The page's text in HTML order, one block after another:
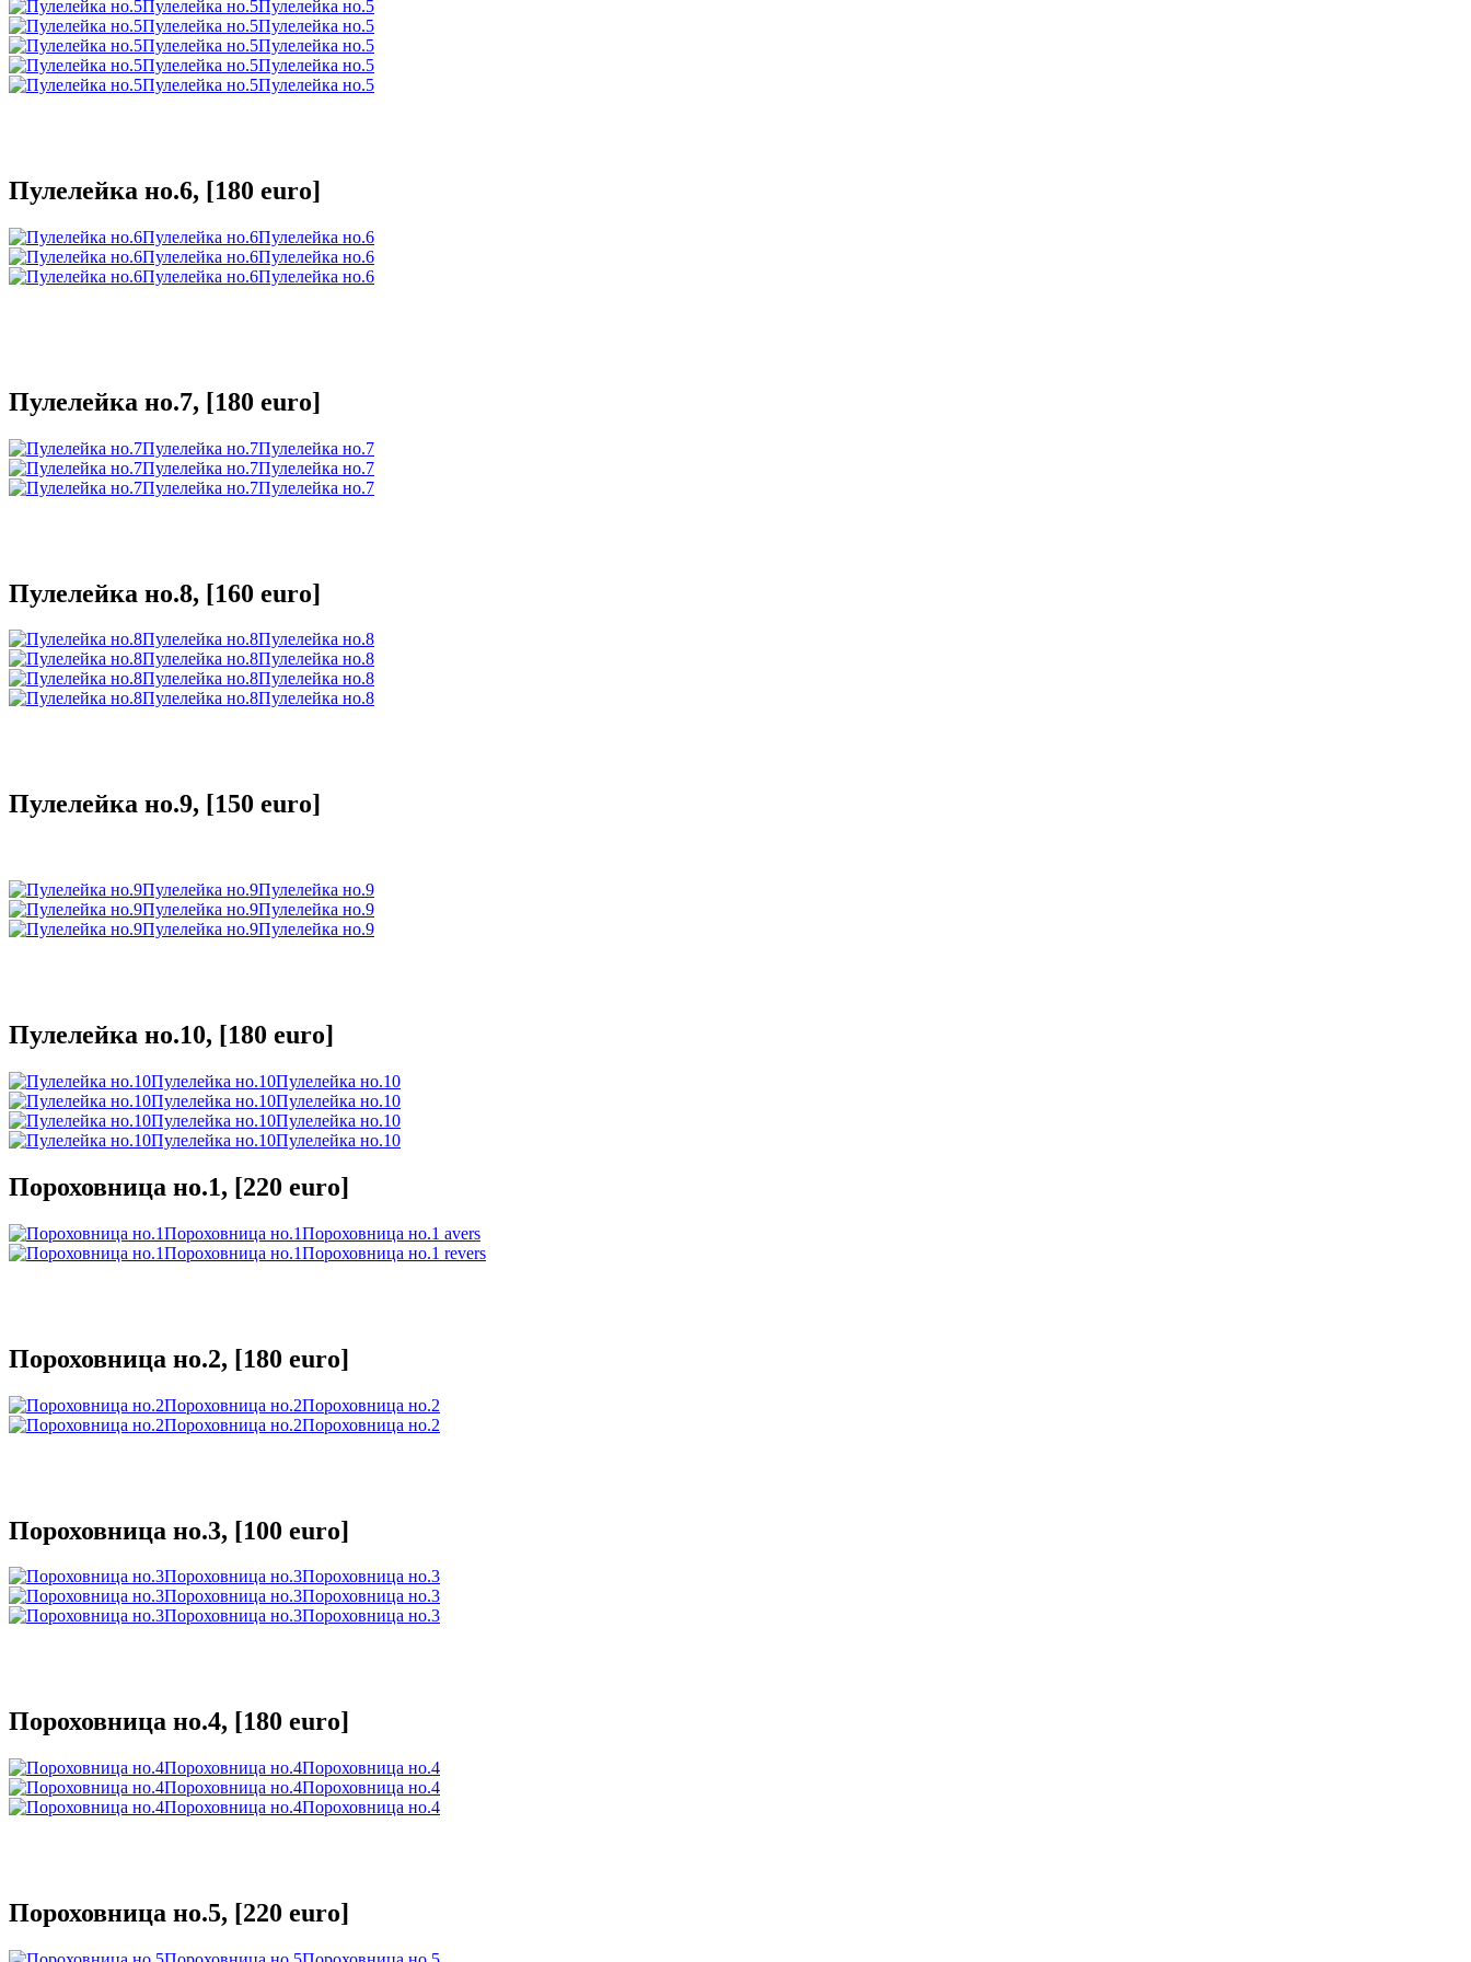
Пулелейка но.5Пулелейка но.5
Пулелейка но.5Пулелейка но.5
Пулелейка но.5Пулелейка но.5
Пулелейка но.5Пулелейка но.5
Пулелейка но.5Пулелейка но.5
Пулелейка но.6, [180 euro]
Пулелейка но.6Пулелейка но.6
Пулелейка но.6Пулелейка но.6
Пулелейка но.6Пулелейка но.6
Пулелейка но.7, [180 euro]
Пулелейка но.7Пулелейка но.7
Пулелейка но.7Пулелейка но.7
Пулелейка но.7Пулелейка но.7
Пулелейка но.8, [160 euro]
Пулелейка но.8Пулелейка но.8
Пулелейка но.8Пулелейка но.8
Пулелейка но.8Пулелейка но.8
Пулелейка но.8Пулелейка но.8
Пулелейка но.9, [150 euro]
Пулелейка но.9Пулелейка но.9
Пулелейка но.9Пулелейка но.9
Пулелейка но.9Пулелейка но.9
Пулелейка но.10, [180 euro]
Пулелейка но.10Пулелейка но.10
Пулелейка но.10Пулелейка но.10
Пулелейка но.10Пулелейка но.10
Пулелейка но.10Пулелейка но.10
Пороховница но.1, [220 euro]
Пороховница но.1Пороховница но.1 avers
Пороховница но.1Пороховница но.1 revers
Пороховница но.2, [180 euro]
Пороховница но.2Пороховница но.2
Пороховница но.2Пороховница но.2
Пороховница но.3, [100 euro]
Пороховница но.3Пороховница но.3
Пороховница но.3Пороховница но.3
Пороховница но.3Пороховница но.3
Пороховница но.4, [180 euro]
Пороховница но.4Пороховница но.4
Пороховница но.4Пороховница но.4
Пороховница но.4Пороховница но.4
Пороховница но.5, [220 euro]